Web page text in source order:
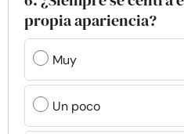
propia apariencia?
Muy
Un poco